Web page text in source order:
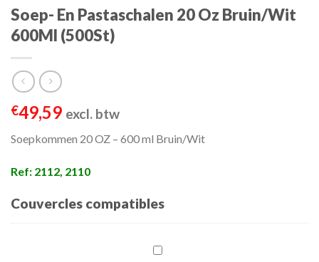
Soep- En Pastaschalen 20 Oz Bruin/Wit
600Ml (500St)
€49,59 excl. btw
Soepkommen 20 OZ – 600 ml Bruin/Wit
Ref: 2112, 2110
Couvercles compatibles